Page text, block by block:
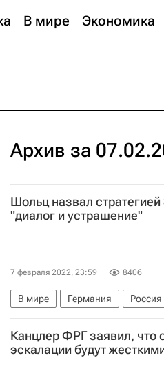
В мире Экономика
Архив за
Шольц назвал
"диалог и устрашение"
7 февраля 2022, 23:59 8406
В мире Германия Россия
Канцлер ФРГ заявил, что
эскалации будут